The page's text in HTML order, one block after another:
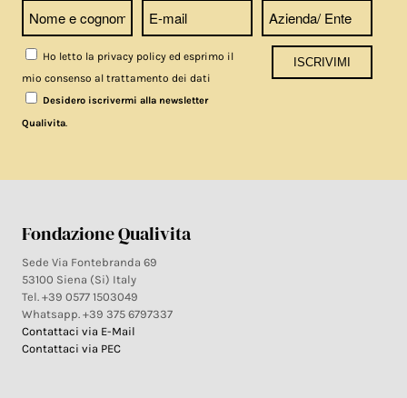
Ho letto la privacy policy ed esprimo il
mio consenso al trattamento dei dati
Desidero iscrivermi alla newsletter
Qualivita.
Fondazione Qualivita
Sede Via Fontebranda 69
53100 Siena (Si) Italy
Tel. +39 0577 1503049
Whatsapp. +39 375 6797337
Contattaci via E-Mail
Contattaci via PEC